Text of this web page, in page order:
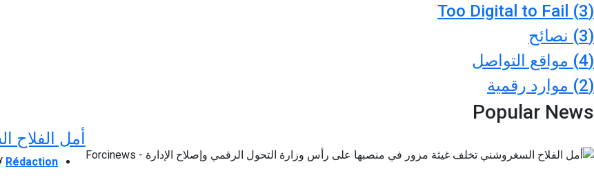
(3)
(3)
نصائح
(4)
مواقع التواصل
(2)
موارد رقمية
Popular News
أمل الفلاح
Rédaction